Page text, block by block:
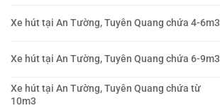
Xe hút tại An Tường, Tuyên Quang chứa 4-6m3
Xe hút tại An Tường, Tuyên Quang chứa 6-9m3
Xe hút tại An Tường, Tuyên Quang chứa từ
10m3